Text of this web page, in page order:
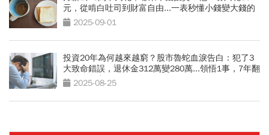
元，從啃白吐司到財富自由...一表秒懂小錢變大錢的
關鍵2025-09-01
投資20年為何越來越窮？股市魯蛇血淚告白：犯了3
大致命錯誤，退休金312萬變280萬...領悟1事，7年翻
身財務自由
2025-08-25